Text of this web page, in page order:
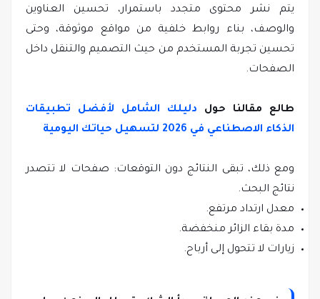
يتم نشر محتوى متجدد باستمرار، تحسين العناوين
والوصف، بناء روابط خلفية من مواقع موثوقة، وحتى
تحسين تجربة المستخدم من حيث التصميم والتنقل داخل
الصفحات.
طالع مقالنا حول دليلك الشامل لأفضل تطبيقات
الذكاء الاصطناعي في 2026 لتسهيل حياتك اليومية
ومع ذلك، تبقى النتائج دون التوقعات: صفحات لا تتصدر
نتائج البحث.
معدل ارتداد مرتفع.
مدة بقاء الزائر منخفضة.
زيارات لا تتحول إلى أرباح.